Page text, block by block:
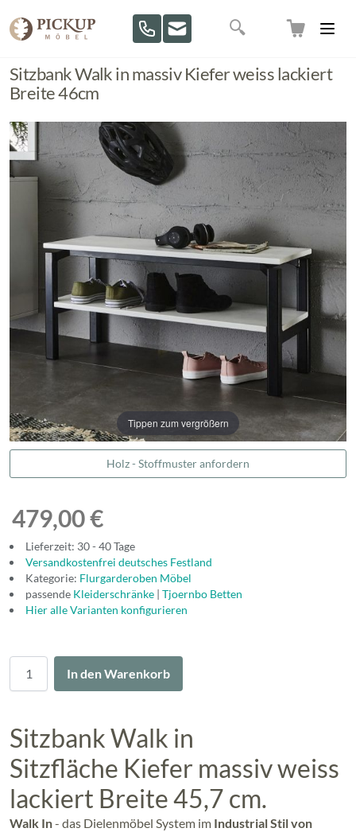
Suche
Sitzbank Walk in massiv Kiefer weiss lackiert
Breite 46cm
Tippen zum vergrößern
Holz - Stoffmuster anfordern
479,00 €
Lieferzeit: 30 - 40 Tage
Versandkostenfrei deutsches Festland
Kategorie: Flurgarderoben Möbel
passende Kleiderschränke | Tjoernbo Betten
Hier alle Varianten konfigurieren
In den Warenkorb
Sitzbank Walk in
Sitzfläche Kiefer massiv weiss
lackiert Breite 45,7 cm.
Walk In- das Dielenmöbel System im Industrial Stil von